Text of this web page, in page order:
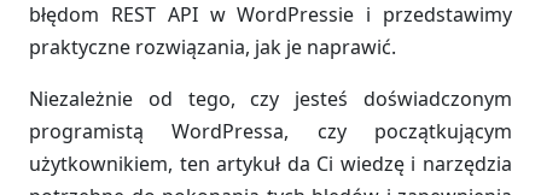
błędom REST API w WordPressie i przedstawimy
praktyczne rozwiązania, jak je naprawić.
Niezależnie od tego, czy jesteś doświadczonym
programistą WordPressa, czy początkującym
użytkownikiem, ten artykuł da Ci wiedzę i narzędzia